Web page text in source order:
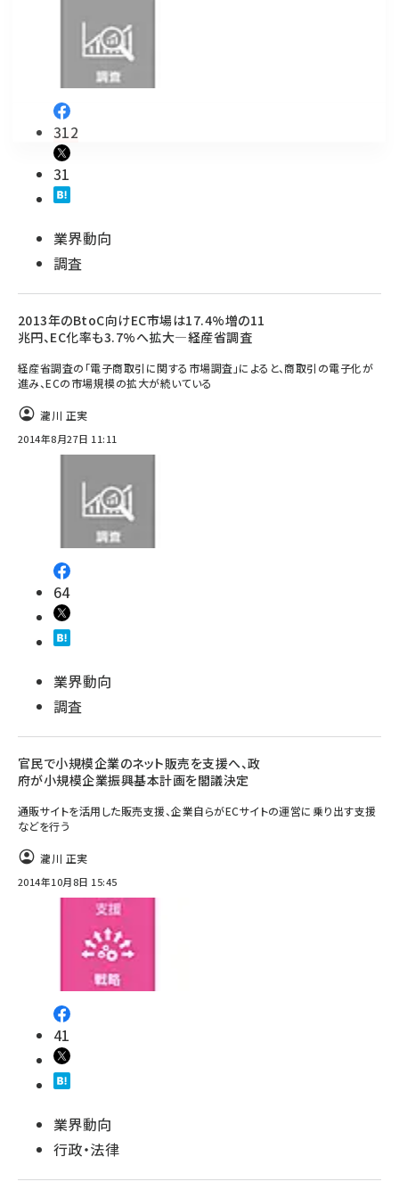
revico (737)
312
31
業界動向
調査
2013年のBtoC向けEC市場は17.4%増の11
兆円、EC化率も3.7%へ拡大―経産省調査
経産省調査の「電子商取引に関する市場調査」によると、商取引の電子化が
進み、ECの市場規模の拡大が続いている
瀧川 正実
2014年8月27日 11:11
64
業界動向
調査
官民で小規模企業のネット販売を支援へ、政
府が小規模企業振興基本計画を閣議決定
通販サイトを活用した販売支援、企業自らがECサイトの運営に乗り出す支援
などを行う
瀧川 正実
2014年10月8日 15:45
41
業界動向
行政・法律
参加登録はこちら↑